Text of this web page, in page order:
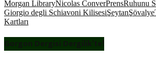
Morgan LibraryNicolas ConverPrensRuhunu
Giorgio degli Schiavoni KilisesiŞeytanŞövalye
Kartları
Gorgon Dergisi Dergilik’te!